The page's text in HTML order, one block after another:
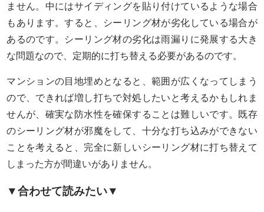
ません。中にはサイディングを貼り付けているような場合
もあります。すると、シーリング材が劣化している場合が
あるのです。シーリング材の劣化は雨漏りに発展する大き
な問題なので、定期的に打ち替える必要があるのです。
マンションの目地埋めとなると、範囲が広くなってしまう
ので、できれば増し打ちで対処したいと考えるかもしれま
せんが、確実な防水性を確保することは難しいです。既存
のシーリング材が邪魔をして、十分な打ち込みができない
ことを考えると、完全に新しいシーリング材に打ち替えて
しまった方が間違いがありません。
▼合わせて読みたい▼